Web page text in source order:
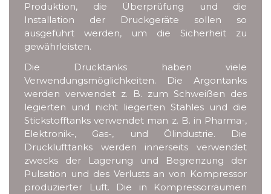
Produktion, die Überprüfung und die
Installation der Druckgeräte sollen so
ausgeführt werden, um die Sicherheit zu
gewährleisten.
Die Drucktanks haben viele
Verwendungsmöglichkeiten. Die Argontanks
werden verwendet z. B. zum Schweißen des
legierten und nicht liegerten Stahles und die
Stickstofftanks verwendet man z. B. in Pharma-,
Elektronik-, Gas-, und Ölindustrie. Die
Drucklufttanks werden innerseits verwendet
zwecks der Lagerung und Begrenzung der
Pulsation und des Verlusts an von Kompressor
produzierter Luft. Die in Kompressorräumen